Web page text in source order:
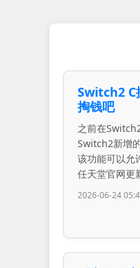
Switch2 C
掏钱吧
之前在
Switch2新增
该功能可以允
任天堂官网更
2026-06-24